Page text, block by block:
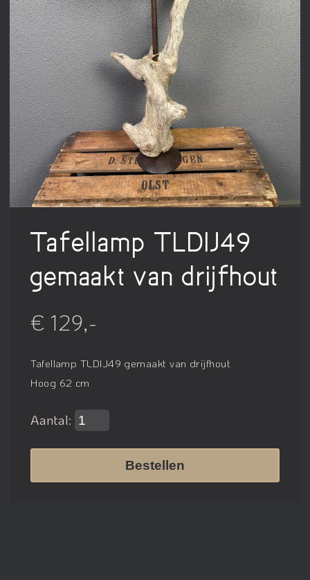
Tafellamp TLDIJ49
gemaakt van drijfhout
€ 129,-
Tafellamp TLDIJ49 gemaakt van drijfhout
Hoog 62 cm
Aantal:
Bestellen